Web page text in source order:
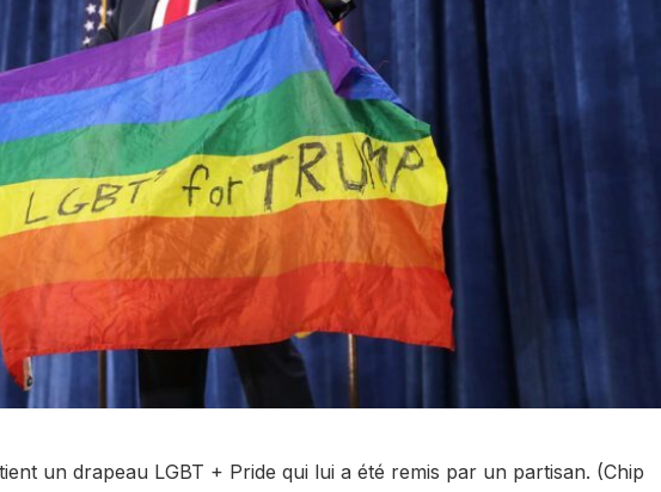
un drapeau LGBT + Pride qui lui a été remis par un partisan. (Chip